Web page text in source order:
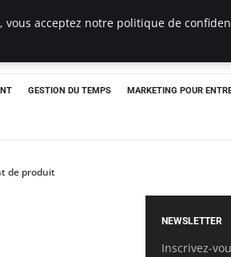
GESTION DU TEMPS MARKETING POUR
de produit
NEWSLETTER
Inscrivez-
acceptez notre politique de